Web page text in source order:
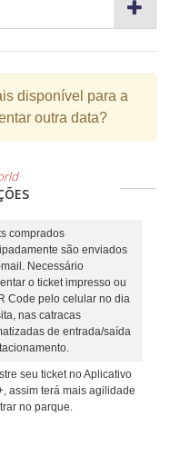
disponível para a
outra data?
comprados
são enviados
Necessário
o ticket impresso ou
Code pelo celular no dia
nas catracas
de entrada/saída
seu ticket no Aplicativo
assim terá mais agilidade
no parque.